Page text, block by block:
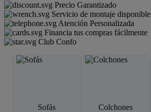
Precio Garantizado
Servicio de montaje disponible
Atención Personalizada
Financia tus compras fácilmente
Club Confo
Sofás Colchones